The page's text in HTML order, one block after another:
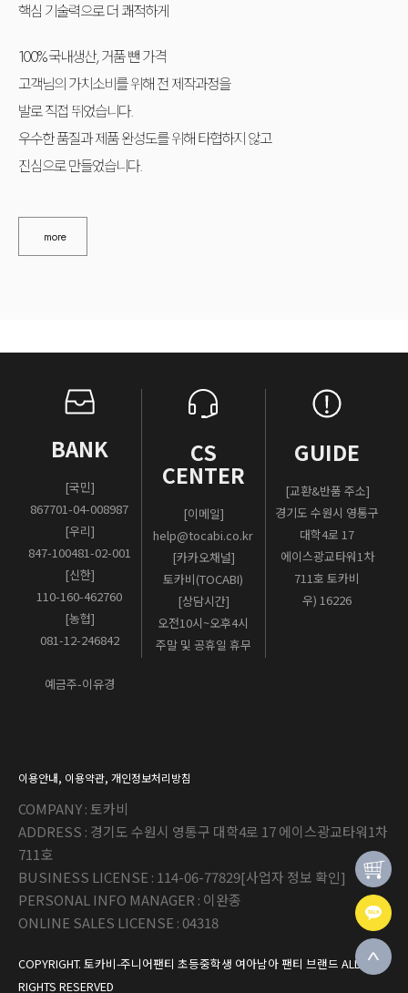
핵심 기술력으로 더 쾌적하게
100% 국내생산, 거품 뺀 가격
고객님의 가치소비를 위해 전 제작과정을
발로 직접 뛰었습니다.
우수한 품질과 제품 완성도를 위해 타협하지 않고
진심으로 만들었습니다.
more
BANK
[국민]
867701-04-008987
[우리]
847-100481-02-001
[신한]
110-160-462760
[농협]
081-12-246842
예금주-이유경
CS
CENTER
[이메일]
help@tocabi.co.kr
[카카오채널]
토카비(TOCABI)
[상담시간]
오전10시~오후4시
주말 및 공휴일 휴무
GUIDE
[교환&반품 주소]
경기도 수원시 영통구
대학4로 17
에이스광교타워1차
711호 토카비
우) 16226
이용안내, 이용약관, 개인정보처리방침
COMPANY : 토카비
ADDRESS : 경기도 수원시 영통구 대학4로 17 에이스광교타워1차
711호
BUSINESS LICENSE : 114-06-77829[사업자 정보 확인]
PERSONAL INFO MANAGER : 이완종
ONLINE SALES LICENSE : 04318
COPYRIGHT. 토카비-주니어팬티 초등중학생 여아남아 팬티 브랜드 ALL
RIGHTS RESERVED